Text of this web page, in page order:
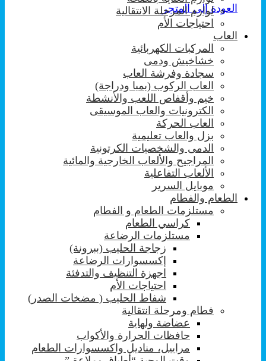
العودة إلى المتجر
لوازم المرحلة الانتقالية
احتياجات الأم
العاب
المركبات الكهربائية
خشاخيش ودمى
سجادة وفرشة العاب
العاب الركوب (بمبا ودراجة)
خيم وأقفاص اللعب والأنشطة
الكترونيات والعاب الموسيقى
العاب الحركة
بزل والعاب تعليمية
الدمى والشخصيات الكرتونية
المراجيح والألعاب الخارجية والمائية
الألعاب التفاعلية
موبايل السرير
الطعام والفطام
مستلزمات الطعام و الفطام
كراسي الطعام
مستلزمات الرضاعة
زجاجة الحليب (ببرونة)
إكسسوارات الرضاعة
اجهزة التنظيف والتدفئة
احتياجات الأم
شفاط الحليب ( مضخات الصدر)
فطام ومرحلة انتقالية
عضاضة ولهاية
حافظات الحرارة والأكواب
مراييل، مناديل واكسسوارات الطعام